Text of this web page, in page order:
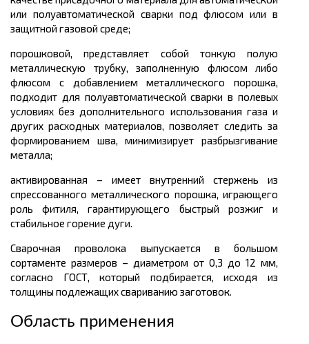
или полуавтоматической сварки под флюсом или в
защитной газовой среде;
порошковой, представляет собой тонкую полую
металлическую трубку, заполненную флюсом либо
флюсом с добавлением металлического порошка,
подходит для полуавтоматической сварки в полевых
условиях без дополнительного использования газа и
других расходных материалов, позволяет следить за
формированием шва, минимизирует разбрызгивание
металла;
активированная – имеет внутренний стержень из
спрессованного металлического порошка, играющего
роль фитиля, гарантирующего быстрый розжиг и
стабильное горение дуги.
Сварочная проволока выпускается в большом
сортаменте размеров – диаметром от 0,3 до 12 мм,
согласно ГОСТ, который подбирается, исходя из
толщины подлежащих свариванию заготовок.
Область применения